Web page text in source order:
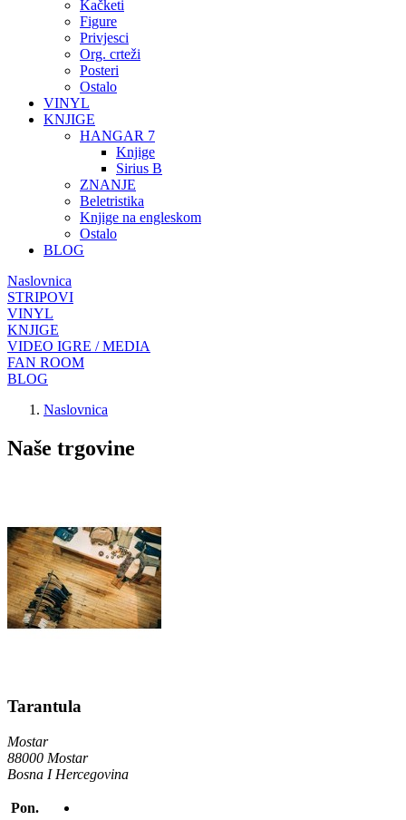
Kačketi
Figure
Privjesci
Org. crteži
Posteri
Ostalo
VINYL
KNJIGE
HANGAR 7
Knjige
Sirius B
ZNANJE
Beletristika
Knjige na engleskom
Ostalo
BLOG
Naslovnica
STRIPOVI
VINYL
KNJIGE
VIDEO IGRE / MEDIA
FAN ROOM
BLOG
Naslovnica
Naše trgovine
Tarantula
Mostar
88000 Mostar
Bosna I Hercegovina
Pon.